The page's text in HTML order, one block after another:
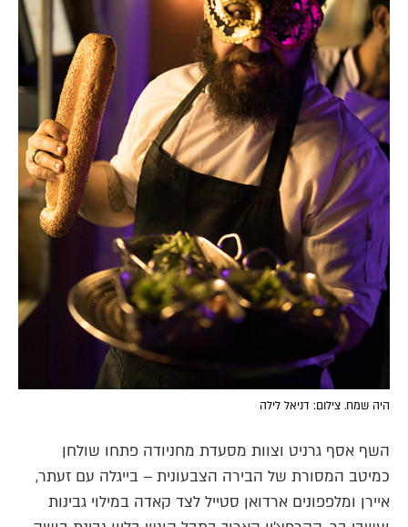
היה שמח. צילום: דניאל לילה
השף אסף גרניט וצוות מסעדת מחניודה פתחו שולחן
כמיטב המסורת של הבירה הצבעונית – בייגלה עם זעתר,
איירן ומלפפונים ארדואן סטייל לצד קאדה במילוי גבינות